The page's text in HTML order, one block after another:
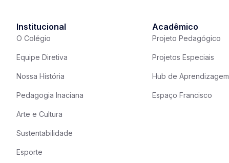
Institucional
O Colégio
Equipe Diretiva
Nossa História
Pedagogia Inaciana
Arte e Cultura
Sustentabilidade
Esporte
Acadêmico
Projeto Pedagógico
Projetos Especiais
Hub de Aprendizagem
Espaço Francisco